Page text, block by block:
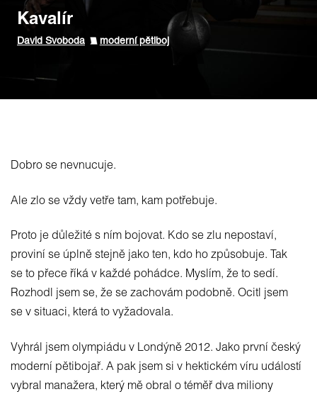
Kavalír
David Svoboda moderní pětiboj
Dobro se nevnucuje.
Ale zlo se vždy vetře tam, kam potřebuje.
Proto je důležité s ním bojovat. Kdo se zlu nepostaví,
proviní se úplně stejně jako ten, kdo ho způsobuje. Tak
se to přece říká v každé pohádce. Myslím, že to sedí.
Rozhodl jsem se, že se zachovám podobně. Ocitl jsem
se v situaci, která to vyžadovala.
Vyhrál jsem olympiádu v Londýně 2012. Jako první český
moderní pětibojař. A pak jsem si v hektickém víru událostí
vybral manažera, který mě obral o téměř dva miliony